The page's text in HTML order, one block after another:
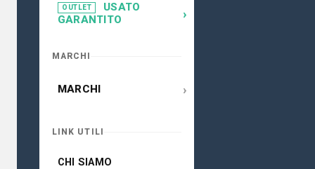
OUTLET
USATO
GARANTITO
›
MARCHI
MARCHI ›
LINK UTILI
CHI SIAMO